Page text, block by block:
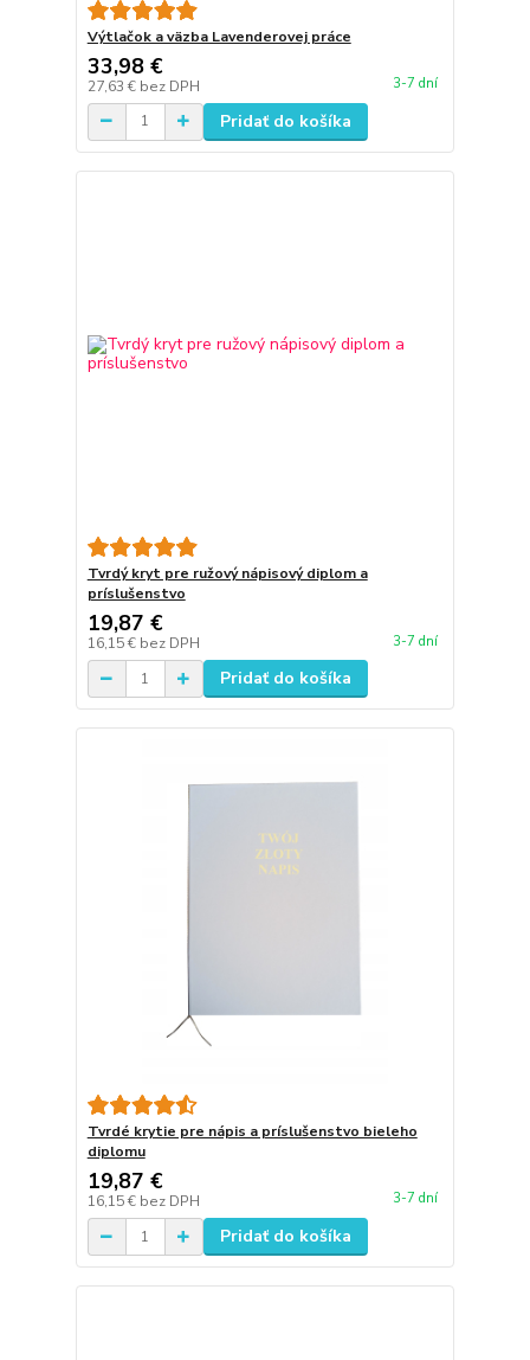
Výtlačok a väzba Lavenderovej práce
33,98 €
27,63 € bez DPH 3-7 dní
Pridať do košíka
Tvrdý kryt pre ružový nápisový diplom a
príslušenstvo
19,87 €
16,15 € bez DPH 3-7 dní
Pridať do košíka
Tvrdé krytie pre nápis a príslušenstvo bieleho
diplomu
19,87 €
16,15 € bez DPH 3-7 dní
Pridať do košíka